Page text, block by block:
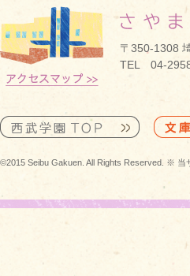
〒350-1308
TEL 04-
©2015 Seibu Gakuen. All Rights Reserved. ※ 当